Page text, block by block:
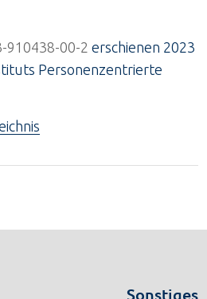
910438-00-2 erschienen 2023
Personenzentrierte
Sonstiges